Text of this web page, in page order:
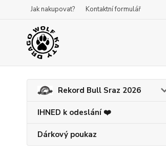
Jak nakupovat? Kontaktní formulář
Rekord Bull Sraz 2026
IHNED k odeslání ❤️
Dárkový poukaz